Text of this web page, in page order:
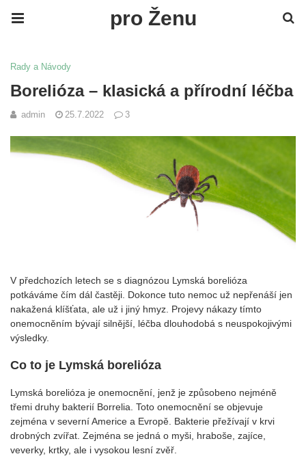
pro Ženu
Rady a Návody
Borelióza – klasická a přírodní léčba
admin 25.7.2022 3
V předchozích letech se s diagnózou Lymská borelióza
potkáváme čím dál častěji. Dokonce tuto nemoc už nepřenáší jen
nakažená klíšťata, ale už i jiný hmyz. Projevy nákazy tímto
onemocněním bývají silnější, léčba dlouhodobá s neuspokojivými
výsledky.
Co to je Lymská borelióza
Lymská borelióza je onemocnění, jenž je způsobeno nejméně
třemi druhy bakterií Borrelia. Toto onemocnění se objevuje
zejména v severní Americe a Evropě. Bakterie přežívají v krvi
drobných zvířat. Zejména se jedná o myši, hraboše, zajíce,
veverky, krtky, ale i vysokou lesní zvěř.